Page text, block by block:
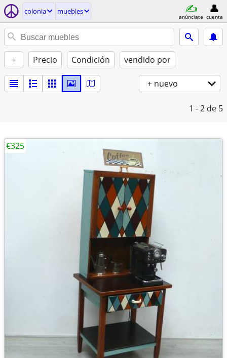
colonia muebles
anúnciate cuenta
+ Precio Condición vendido por
+ nuevo
1 - 2 de 5
€325